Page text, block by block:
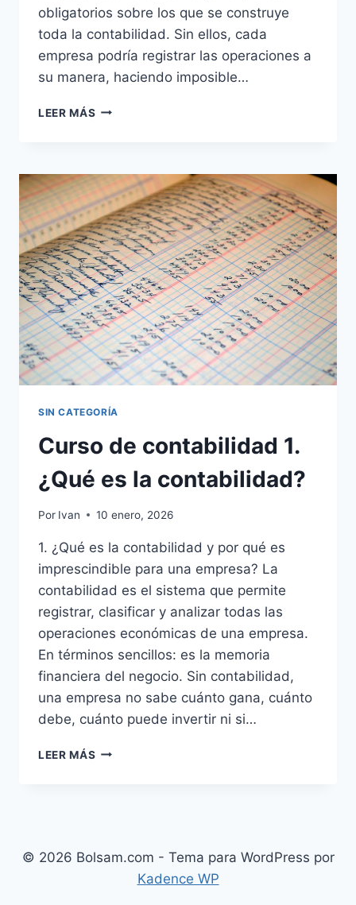
obligatorios sobre los que se construye
toda la contabilidad. Sin ellos, cada
empresa podría registrar las operaciones a
su manera, haciendo imposible…
LEER MÁS CURSO
LOS
PRINCIPIOS
CONTABLES
SIN CATEGORÍA
Curso de contabilidad 1.
¿Qué es la contabilidad?
Por Ivan 10 enero, 2026
1. ¿Qué es la contabilidad y por qué es
imprescindible para una empresa? La
contabilidad es el sistema que permite
registrar, clasificar y analizar todas las
operaciones económicas de una empresa.
En términos sencillos: es la memoria
financiera del negocio. Sin contabilidad,
una empresa no sabe cuánto gana, cuánto
debe, cuánto puede invertir ni si…
LEER MÁS CURSO
LA
© 2026 Bolsam.com - Tema para WordPress por
Kadence WP